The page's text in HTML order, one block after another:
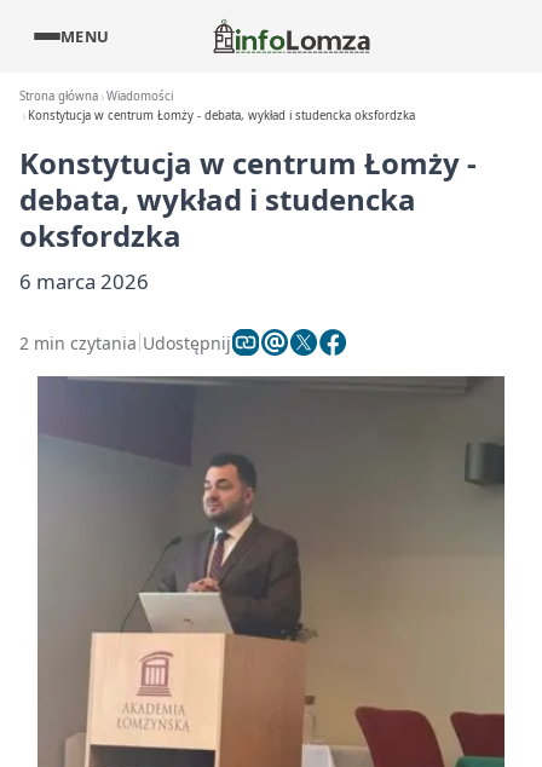
MENU
Strona główna Wiadomości
Konstytucja w centrum Łomży - debata, wykład i studencka oksfordzka
Konstytucja w centrum Łomży -
debata, wykład i studencka
oksfordzka
6 marca 2026
2 min czytania Udostępnij